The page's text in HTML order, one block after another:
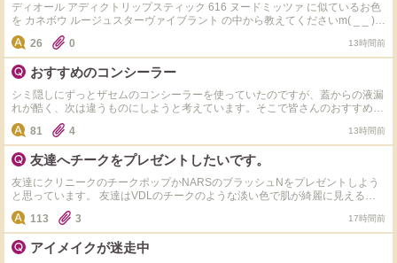
ディオール アディクトリップスティック 616 ヌードミッツァ に似ているお色
を カネボウ ルージュスターヴァイブラント の中から教えてくださいm( _ _ )m
よろしくお願いします！
26 0 13時間前
おすすめのコンシーラー
シミ隠しにずっとザセムのコンシーラーを使っていたのですが、蓋からの液漏
れが酷く、次は違うものにしようと考えています。そこで皆さんのおすすめを
お聞きしたいです。ドラッグストアやロフトなどで売っているような、比較的
81 4 13時間前
友達へチークをプレゼントしたいです。
友達にクリニークのチークポップかNARSのブラッシュNをプレゼントしよう
と思っています。 友達はVDLのチークのような淡い色で肌が綺麗に見えるチ
ークが好きな子です。 上の二つならどちらの方が良いでしょうか？ またプレ
ゼントにオススメのコスメ（5000円以下）がありましたら教えて頂きたいで
す。 よろしくお願いいたします。
113 3 17時間前
アイメイクが迷走中